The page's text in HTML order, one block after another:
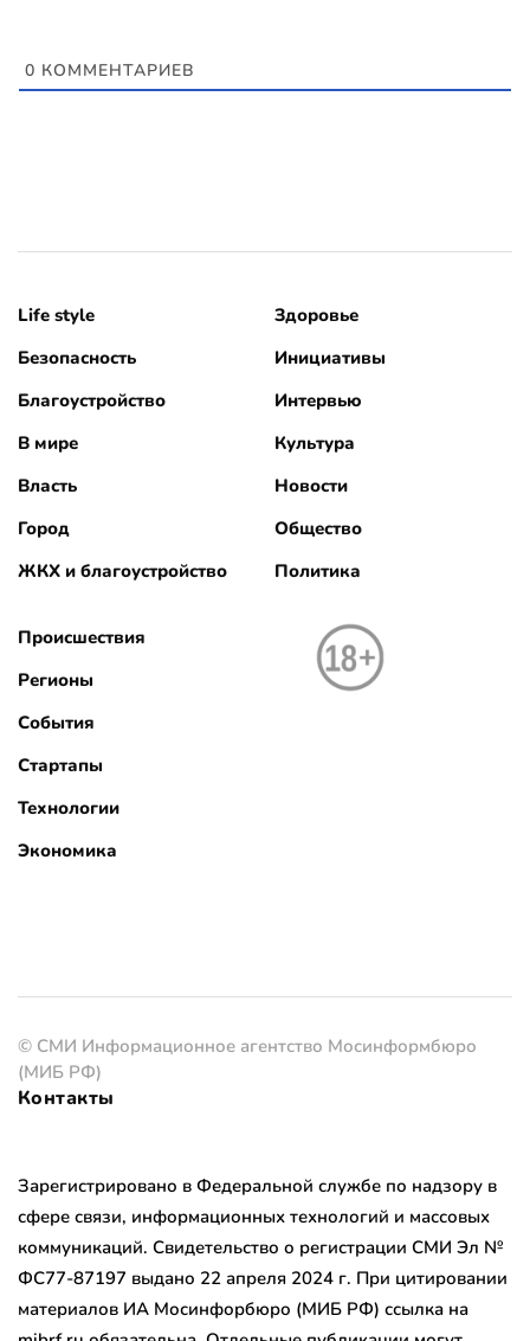
0 КОММЕНТАРИЕВ
Life style
Безопасность
Благоустройство
В мире
Власть
Город
ЖКХ и благоустройство
Здоровье
Инициативы
Интервью
Культура
Новости
Общество
Политика
Происшествия
Регионы
События
Стартапы
Технологии
Экономика
© СМИ Информационное агентство Мосинформбюро
(МИБ РФ)
Контакты
Зарегистрировано в Федеральной службе по надзору в
сфере связи, информационных технологий и массовых
коммуникаций. Свидетельство о регистрации СМИ Эл №
ФС77-87197 выдано 22 апреля 2024 г. При цитировании
материалов ИА Мосинфорбюро (МИБ РФ) ссылка на